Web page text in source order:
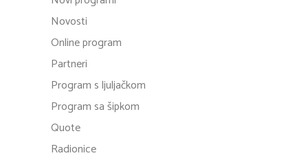
Novosti
Online program
Partneri
Program s ljuljačkom
Program sa šipkom
Quote
Radionice